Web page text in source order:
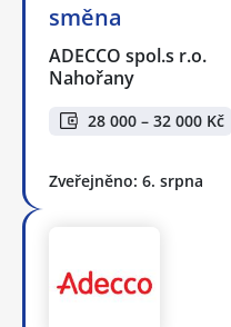
směna
ADECCO spol.s r.o.
Nahořany
28 000 – 32 000 Kč
Zveřejněno: 6. srpna